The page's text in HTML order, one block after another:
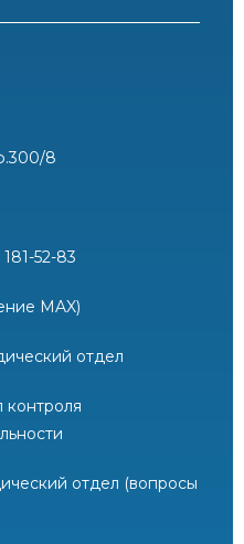
8
52-83
MAX)
отдел
контроля
отдел (вопросы